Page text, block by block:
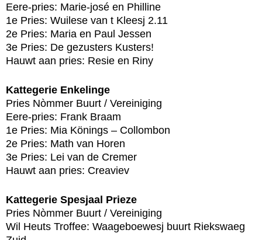
Eere-pries: Marie-josé en Philline
1e Pries: Wuilese van t Kleesj 2.11
2e Pries: Maria en Paul Jessen
3e Pries: De gezusters Kusters!
Hauwt aan pries: Resie en Riny
Kattegerie Enkelinge
Pries Nòmmer Buurt / Vereiniging
Eere-pries: Frank Braam
1e Pries: Mia Könings – Collombon
2e Pries: Math van Horen
3e Pries: Lei van de Cremer
Hauwt aan pries: Creaviev
Kattegerie Spesjaal Prieze
Pries Nòmmer Buurt / Vereiniging
Wil Heuts Troffee: Waageboewesj buurt Riekswaeg